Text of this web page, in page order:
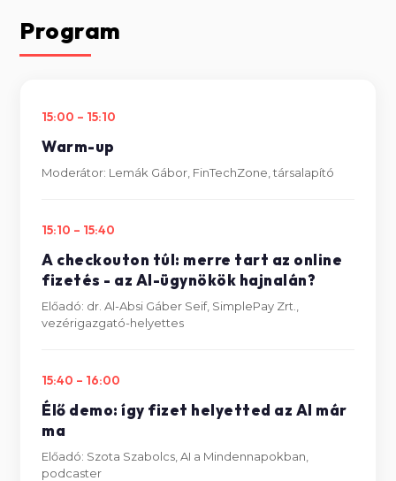
Program
15:00 – 15:10
Warm-up
Moderátor: Lemák Gábor, FinTechZone, társalapító
15:10 – 15:40
A checkouton túl: merre tart az online
fizetés - az AI-ügynökök hajnalán?
Előadó: dr. Al-Absi Gáber Seif, SimplePay Zrt.,
vezérigazgató-helyettes
15:40 – 16:00
Élő demo: így fizet helyetted az AI már
ma
Előadó: Szota Szabolcs, AI a Mindennapokban,
podcaster